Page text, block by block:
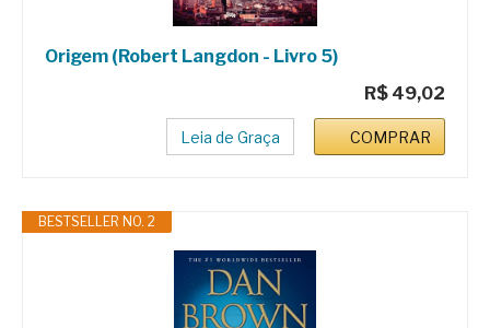
Origem (Robert Langdon - Livro 5)
R$ 49,02
Leia de Graça COMPRAR
BESTSELLER NO. 2